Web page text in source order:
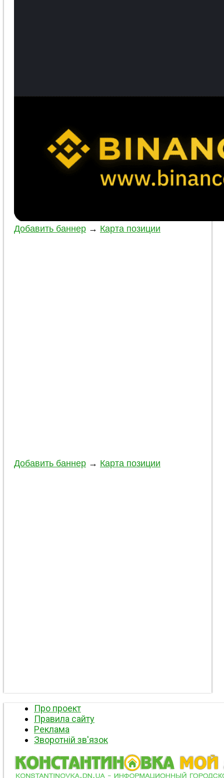
Добавить баннер → Карта позиции
Добавить баннер → Карта позиции
Про проект
Правила сайту
Реклама
Зворотній зв'язок